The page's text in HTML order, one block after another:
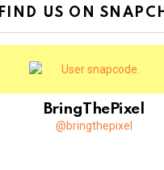
FIND US ON
BringThePixel
@bringthepixel